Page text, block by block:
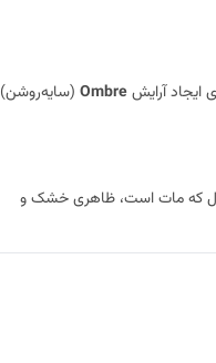
Ombre (سایه‌روشن)
که مات است، ظاهری خشک و